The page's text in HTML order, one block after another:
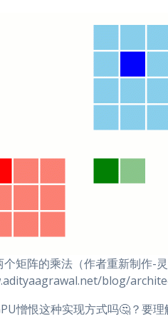
个矩阵的乘法（作者重新制作-
blog/
憎恨这种实现方式吗🤔？要